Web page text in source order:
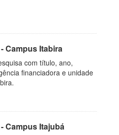
Campus Itabira
com título, ano,
financiadora e unidade
Campus Itajubá